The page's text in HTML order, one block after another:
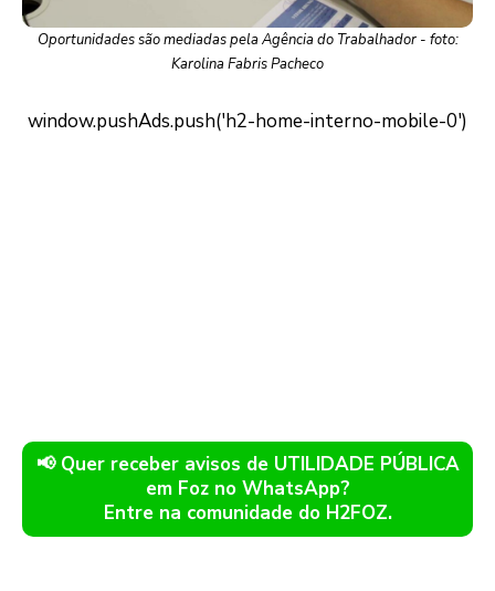
Oportunidades são mediadas pela Agência do Trabalhador - foto:
Karolina Fabris Pacheco
📢 Quer receber avisos de UTILIDADE PÚBLICA
em Foz no WhatsApp?
Entre na comunidade do H2FOZ.